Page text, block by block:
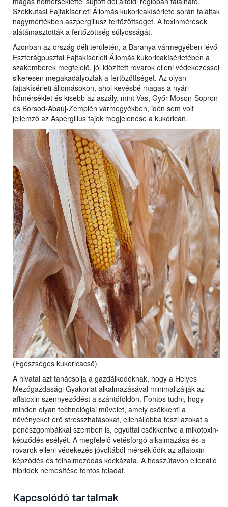
Székkutasi Fajtakísérleti Állomás kukoricakísérlete során találtak
nagymértékben aszpergillusz fertőzöttséget. A toxinmérések
alátámasztották a fertőzöttség súlyosságát.
Azonban az ország déli területén, a Baranya vármegyében lévő
Eszterágpusztai Fajtakísérleti Állomás kukoricakísérletében a
szakemberek megfelelő, jól időzített rovarok elleni védekezéssel
sikeresen megakadályozták a fertőzöttséget. Az olyan
fajtakísérleti állomásokon, ahol kevésbé magas a nyári
hőmérséklet és kisebb az aszály, mint Vas, Győr-Moson-Sopron
és Borsod-Abaúj-Zemplén vármegyékben, idén sem volt
jellemző az Aspergillus fajok megjelenése a kukoricán.
(Egészséges kukoricacső)
A hivatal azt tanácsolja a gazdálkodóknak, hogy a Helyes
Mezőgazdasági Gyakorlat alkalmazásával minimalizálják az
aflatoxin szennyeződést a szántóföldön. Fontos tudni, hogy
minden olyan technológiai művelet, amely csökkenti a
növényeket érő stresszhatásokat, ellenállóbbá teszi azokat a
penészgombákkal szemben is, egyúttal csökkentve a mikotoxin-
képződés esélyét. A megfelelő vetésforgó alkalmazása és a
rovarok elleni védekezés jóvoltából mérséklődik az aflatoxin-
képződés és felhalmozódás kockázata. A hosszútávon ellenálló
hibridek nemesítése fontos feladat.
Kapcsolódó tartalmak